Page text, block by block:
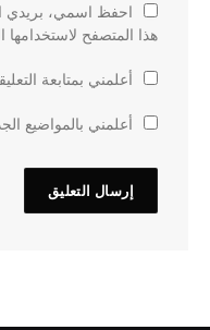
احفظ اسمي، بريدي
هذا المتصفح لاستخدامها
أعلمني بمتابعة
أعلمني بالمواضيع